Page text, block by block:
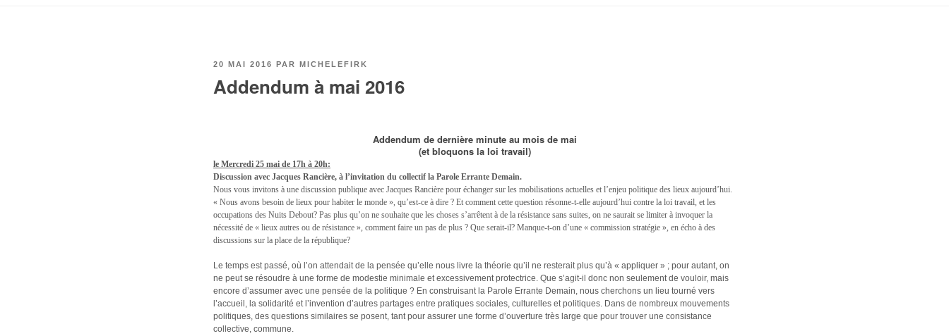
PUBLIÉ
20 MAI 2016 PAR MICHELEFIRK
Addendum à mai 2016
Addendum de dernière minute au mois de mai
(et bloquons la loi travail)
le Mercredi 25 mai de 17h à 20h:
Discussion avec Jacques Rancière, à l’invitation du collectif la Parole Errante Demain.
Nous vous invitons à une discussion publique avec Jacques Rancière pour échanger sur les mobilisations actuelles et l’enjeu politique des lieux aujourd’hui.
« Nous avons besoin de lieux pour habiter le monde », qu’est-ce à dire ? Et comment cette question résonne-t-elle aujourd’hui contre la loi travail, et les
occupations des Nuits Debout? Pas plus qu’on ne souhaite que les choses s’arrêtent à de la résistance sans suites, on ne saurait se limiter à invoquer la
nécessité de « lieux autres ou de résistance », comment faire un pas de plus ? Que serait-il? Manque-t-on d’une « commission stratégie », en écho à des
discussions sur la place de la république?
Le temps est passé, où l’on attendait de la pensée qu’elle nous livre la théorie qu’il ne resterait plus qu’à « appliquer » ; pour autant, on
ne peut se résoudre à une forme de modestie minimale et excessivement protectrice. Que s’agit-il donc non seulement de vouloir, mais
encore d’assumer avec une pensée de la politique ? En construisant la Parole Errante Demain, nous cherchons un lieu tourné vers
l’accueil, la solidarité et l’invention d’autres partages entre pratiques sociales, culturelles et politiques. Dans de nombreux mouvements
politiques, des questions similaires se posent, tant pour assurer une forme d’ouverture très large que pour trouver une consistance
collective, commune.